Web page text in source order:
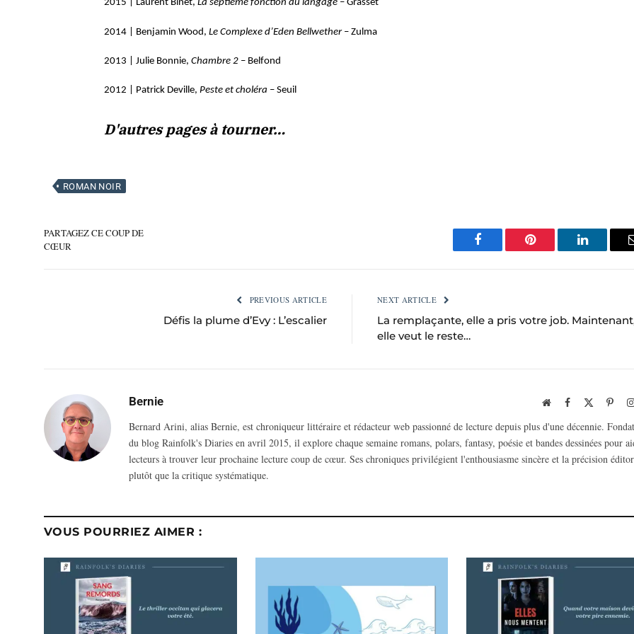
2015 | Laurent Binet, La septième fonction du langage – Grasset
2014 | Benjamin Wood, Le Complexe d’Eden Bellwether – Zulma
2013 | Julie Bonnie, Chambre 2 – Belfond
2012 | Patrick Deville, Peste et choléra – Seuil
D'autres pages à tourner…
ROMAN NOIR
PARTAGEZ CE COUP DE
CŒUR
Facebook Pinterest LinkedIn
PREVIOUS ARTICLE
Défis la plume d’Evy : L’escalier
NEXT ARTICLE
La remplaçante, elle a pris votre job.
elle veut le reste…
Bernie WebsiteFacebook
Bernard Arini, alias Bernie, est chroniqueur littéraire et rédacteur web passionné de lecture depuis plus d'une décennie.
du blog Rainfolk's Diaries en avril 2015, il explore chaque semaine romans, polars, fantasy, poésie et bandes dessinées pour
lecteurs à trouver leur prochaine lecture coup de cœur. Ses chroniques privilégient l'enthousiasme sincère et la précision
plutôt que la critique systématique.
VOUS POURRIEZ AIMER :